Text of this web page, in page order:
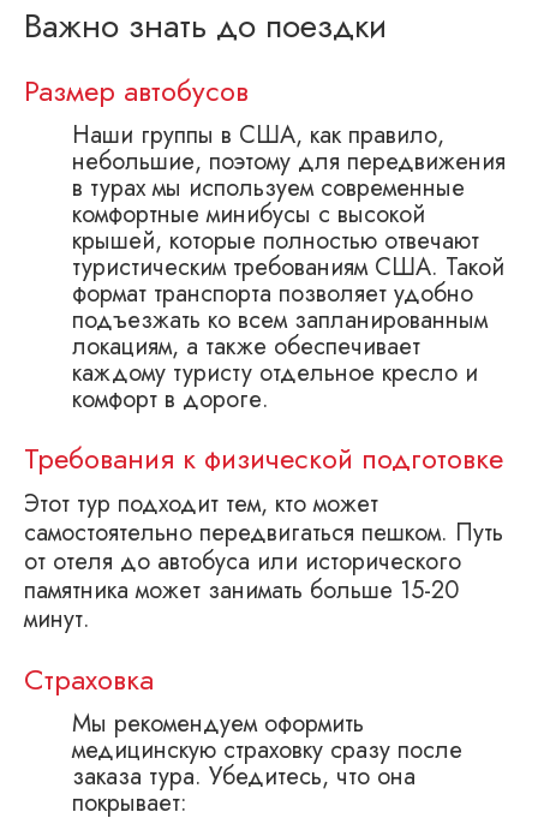
Важно знать до поездки
Размер автобусов
Наши группы в США, как правило,
небольшие, поэтому для передвижения
в турах мы используем современные
комфортные минибусы с высокой
крышей, которые полностью отвечают
туристическим требованиям США. Такой
формат транспорта позволяет удобно
подъезжать ко всем запланированным
локациям, а также обеспечивает
каждому туристу отдельное кресло и
комфорт в дороге.
Требования к физической подготовке
Этот тур подходит тем, кто может
самостоятельно передвигаться пешком. Путь
от отеля до автобуса или исторического
памятника может занимать больше 15-20
минут.
Страховка
Мы рекомендуем оформить
медицинскую страховку сразу после
заказа тура. Убедитесь, что она
покрывает: